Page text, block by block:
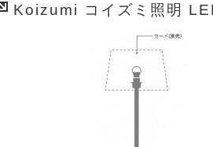
Koizumi コイズミ照明